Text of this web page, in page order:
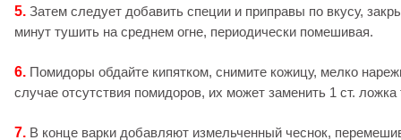
5. Затем следует добавить специи и приправы по вкусу,
минут тушить на среднем огне, периодически помешивая.
6. Помидоры обдайте кипятком, снимите кожицу, мелко
случае отсутствия помидоров, их может заменить 1 ст.
7. В конце варки добавляют измельченный чеснок,